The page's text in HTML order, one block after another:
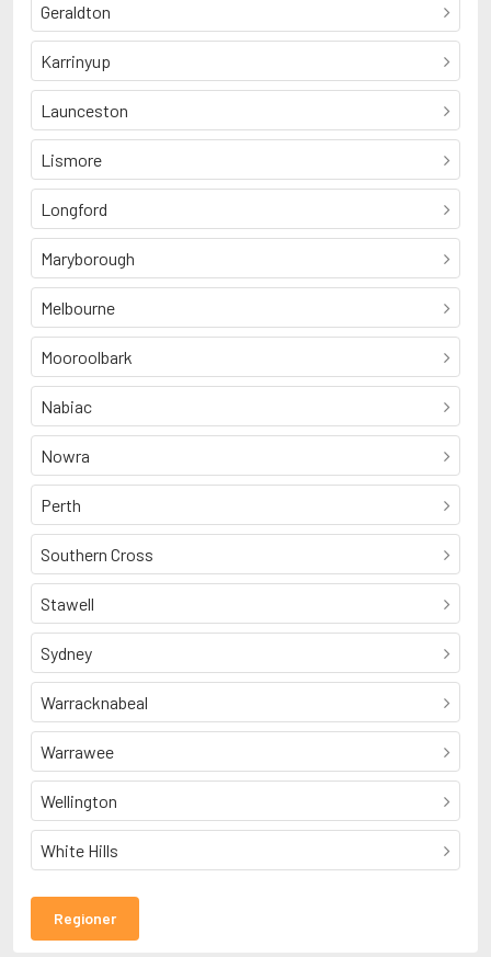
Geraldton
Karrinyup
Launceston
Lismore
Longford
Maryborough
Melbourne
Mooroolbark
Nabiac
Nowra
Perth
Southern Cross
Stawell
Sydney
Warracknabeal
Warrawee
Wellington
White Hills
Regioner